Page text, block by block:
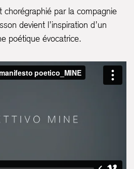
chorégraphié par la compagnie
devient l’inspiration d’un
poétique évocatrice.